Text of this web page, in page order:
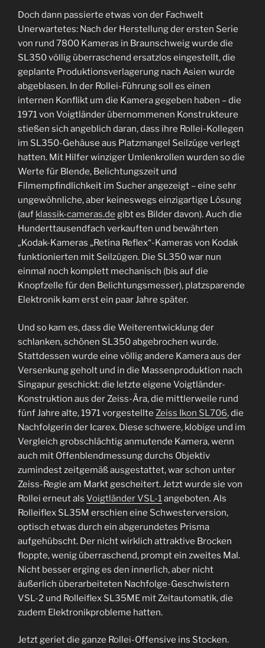
Doch dann passierte etwas von der Fachwelt
Unerwartetes: Nach der Herstellung der ersten Serie
von rund 7800 Kameras in Braunschweig wurde die
SL350 völlig überraschend ersatzlos eingestellt, die
geplante Produktionsverlagerung nach Asien wurde
abgeblasen. In der Rollei-Führung soll es einen
internen Konflikt um die Kamera gegeben haben – die
1971 von Voigtländer übernommenen Konstrukteure
stießen sich angeblich daran, dass ihre Rollei-Kollegen
im SL350-Gehäuse aus Platzmangel Seilzüge verlegt
hatten. Mit Hilfer winziger Umlenkrollen wurden so die
Werte für Blende, Belichtungszeit und
Filmempfindlichkeit im Sucher angezeigt – eine sehr
ungewöhnliche, aber keineswegs einzigartige Lösung
(auf klassik-cameras.de gibt es Bilder davon). Auch die
Hunderttausendfach verkauften und bewährten
„Kodak-Kameras „Retina Reflex“-Kameras von Kodak
funktionierten mit Seilzügen. Die SL350 war nun
einmal noch komplett mechanisch (bis auf die
Knopfzelle für den Belichtungsmesser), platzsparende
Elektronik kam erst ein paar Jahre später.
Und so kam es, dass die Weiterentwicklung der
schlanken, schönen SL350 abgebrochen wurde.
Stattdessen wurde eine völlig andere Kamera aus der
Versenkung geholt und in die Massenproduktion nach
Singapur geschickt: die letzte eigene Voigtländer-
Konstruktion aus der Zeiss-Ära, die mittlerweile rund
fünf Jahre alte, 1971 vorgestellte Zeiss Ikon SL706, die
Nachfolgerin der Icarex. Diese schwere, klobige und im
Vergleich grobschlächtig anmutende Kamera, wenn
auch mit Offenblendmessung durchs Objektiv
zumindest zeitgemäß ausgestattet, war schon unter
Zeiss-Regie am Markt gescheitert. Jetzt wurde sie von
Rollei erneut als Voigtländer VSL-1angeboten. Als
Rolleiflex SL35M erschien eine Schwesterversion,
optisch etwas durch ein abgerundetes Prisma
aufgehübscht. Der nicht wirklich attraktive Brocken
floppte, wenig überraschend, prompt ein zweites Mal.
Nicht besser erging es den innerlich, aber nicht
äußerlich überarbeiteten Nachfolge-Geschwistern
VSL-2 und Rolleiflex SL35ME mit Zeitautomatik, die
zudem Elektronikprobleme hatten.
Jetzt geriet die ganze Rollei-Offensive ins Stocken.